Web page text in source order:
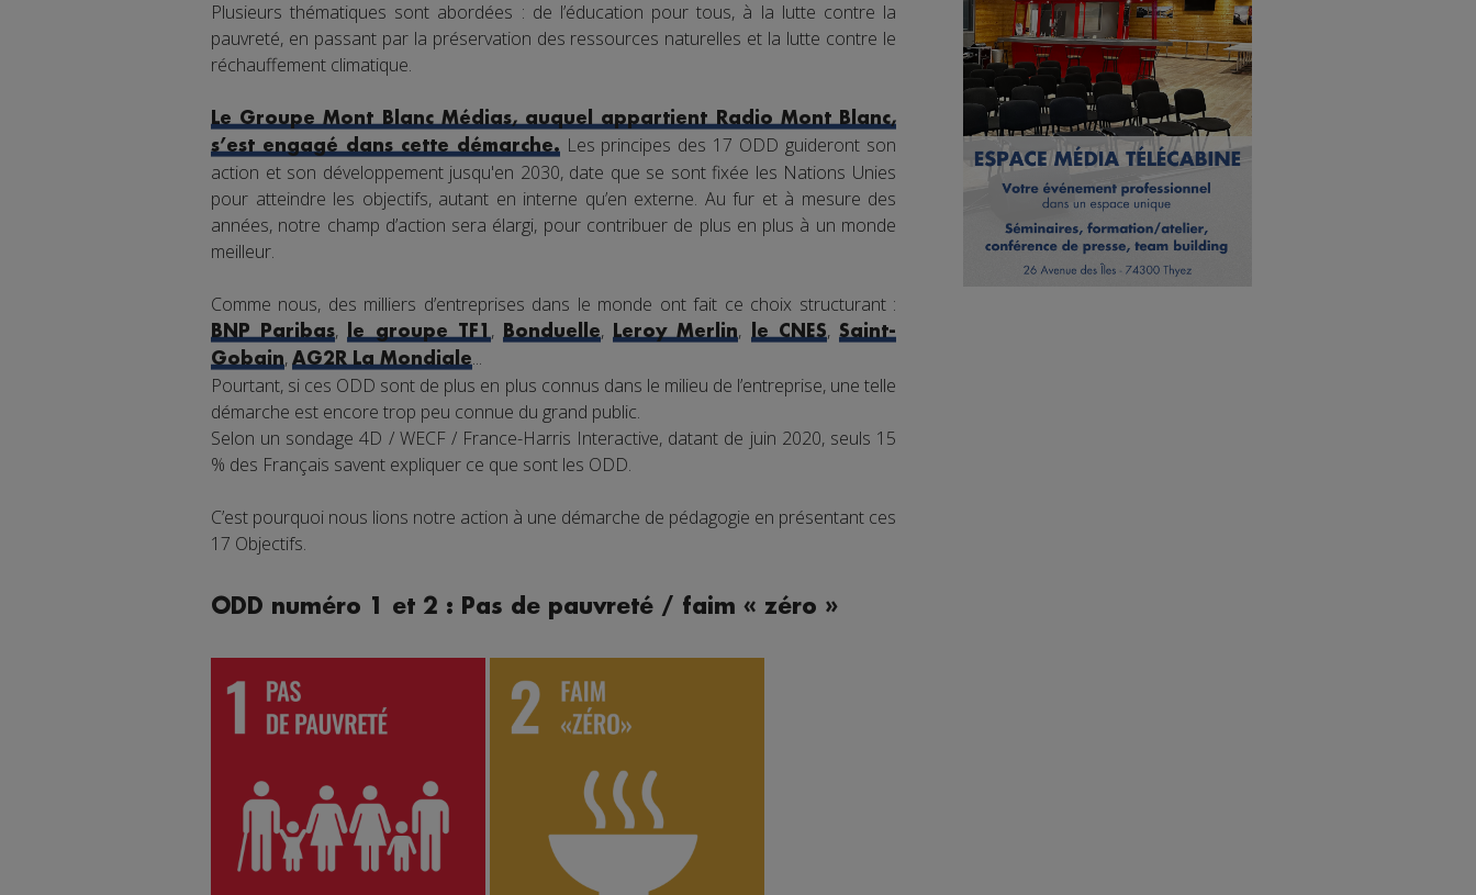
Plusieurs thématiques sont abordées : de l’éducation pour tous, à la lutte contre la
pauvreté, en passant par la préservation des ressources naturelles et la lutte contre le
réchauffement climatique.
Le Groupe Mont Blanc Médias, auquel appartient Radio Mont Blanc,
s’est engagé dans cette démarche.Les principes des 17 ODD guideront son
action et son développement jusqu'en 2030, date que se sont fixée les Nations Unies
pour atteindre les objectifs, autant en interne qu’en externe. Au fur et à mesure des
années, notre champ d’action sera élargi, pour contribuer de plus en plus à un monde
meilleur.
Comme nous, des milliers d’entreprises dans le monde ont fait ce choix structurant :
BNP Paribas, le groupe TF1 , Bonduelle, Leroy Merlin, le CNES,Saint-
Gobain, AG2R La Mondiale...
Pourtant, si ces ODD sont de plus en plus connus dans le milieu de l’entreprise, une telle
démarche est encore trop peu connue du grand public.
Selon un sondage 4D / WECF / France-Harris Interactive, datant de juin 2020, seuls 15
% des Français savent expliquer ce que sont les ODD.
C’est pourquoi nous lions notre action à une démarche de pédagogie en présentant ces
17 Objectifs.
ODD numéro 1 et 2 : Pas de pauvreté / faim « zéro »